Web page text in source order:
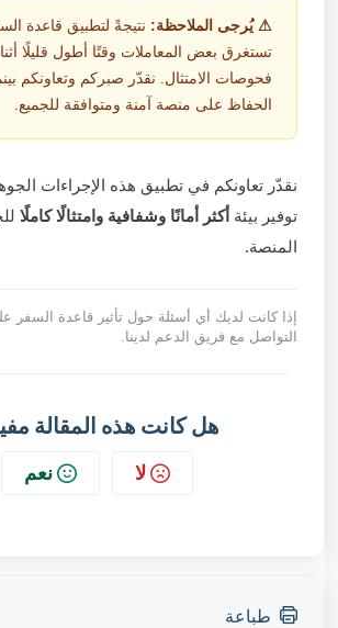
⚠ يُرجى الملاحظة: نتيجةً لتطبيق قاعدة
تستغرق بعض المعاملات وقتًا أطول قليلًا
فحوصات الامتثال. نقدّر صبركم وتعاونكم
الحفاظ على منصة آمنة ومتوافقة للجميع.
نقدّر تعاونكم في تطبيق هذه الإجراءات
توفير بيئة أكثر أمانًا وشفافية وامتثالًا كاملًا
المنصة.
إذا كانت لديك أي أسئلة حول تأثير قاعدة السفر
التواصل مع فريق الدعم لدينا.
هل كانت هذه المقالة
لا نعم
طباعة